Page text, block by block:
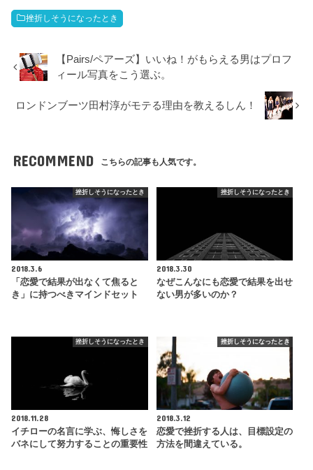
挫折しそうになったとき
【Pairs/ペアーズ】いいね！がもらえる男はプロフ
ィール写真をこう選ぶ。
ロンドンブーツ田村淳がモテる理由を教えるしん！
RECOMMEND こちらの記事も人気です。
挫折しそうになったとき
2018.3.6
「恋愛で結果が出なくて焦ると
き」に持つべきマインドセット
挫折しそうになったとき
2018.3.30
なぜこんなにも恋愛で結果を出せ
ない男が多いのか？
挫折しそうになったとき
2018.11.28
イチローの名言に学ぶ、悔しさを
バネにして努力することの重要性
挫折しそうになったとき
2018.3.12
恋愛で挫折する人は、目標設定の
方法を間違えている。